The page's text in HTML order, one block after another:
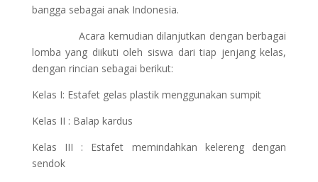
bangga sebagai anak Indonesia.
Acara kemudian dilanjutkan dengan berbagai
lomba yang diikuti oleh siswa dari tiap jenjang kelas,
dengan rincian sebagai berikut:
Kelas I: Estafet gelas plastik menggunakan sumpit
Kelas II : Balap kardus
Kelas III : Estafet memindahkan kelereng dengan
sendok